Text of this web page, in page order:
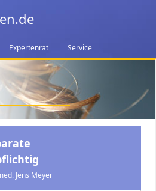
Expertenrat Service
Jens Meyer